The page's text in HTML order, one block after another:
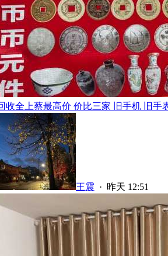
收全上蔡最高价 价比三家 旧手机 旧手
王震 · 昨天 12:51